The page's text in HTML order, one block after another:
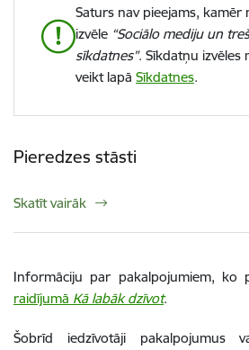
Saturs nav pieejams, kamēr
izvēle “Sociālo mediju un
sīkdatnes”. Sīkdatņu izvēles
veikt lapā Sīkdatnes.
Pieredzes stāsti
Skatīt vairāk
Informāciju par pakalpojumiem, ko
raidījumā Kā labāk dzīvot.
Šobrīd iedzīvotāji pakalpojumus